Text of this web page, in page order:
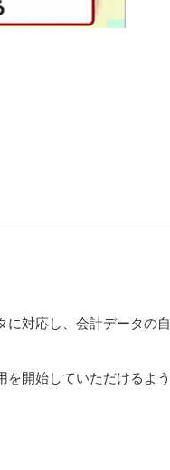
対応し、会計データの
開始していただけるよ